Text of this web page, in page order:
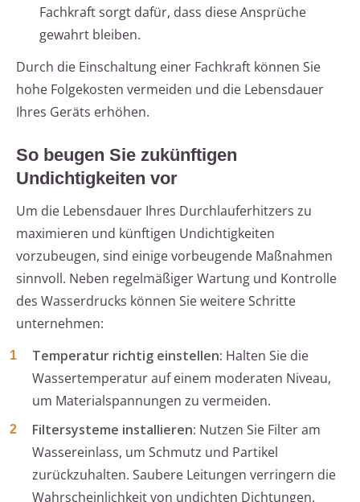
Fachkraft sorgt dafür, dass diese Ansprüche
gewahrt bleiben.
Durch die Einschaltung einer Fachkraft können Sie
hohe Folgekosten vermeiden und die Lebensdauer
Ihres Geräts erhöhen.
So beugen Sie zukünftigen
Undichtigkeiten vor
Um die Lebensdauer Ihres Durchlauferhitzers zu
maximieren und künftigen Undichtigkeiten
vorzubeugen, sind einige vorbeugende Maßnahmen
sinnvoll. Neben regelmäßiger Wartung und Kontrolle
des Wasserdrucks können Sie weitere Schritte
unternehmen:
Temperatur richtig einstellen: Halten Sie die
Wassertemperatur auf einem moderaten Niveau,
um Materialspannungen zu vermeiden.
Filtersysteme installieren: Nutzen Sie Filter am
Wassereinlass, um Schmutz und Partikel
zurückzuhalten. Saubere Leitungen verringern die
Wahrscheinlichkeit von undichten Dichtungen.